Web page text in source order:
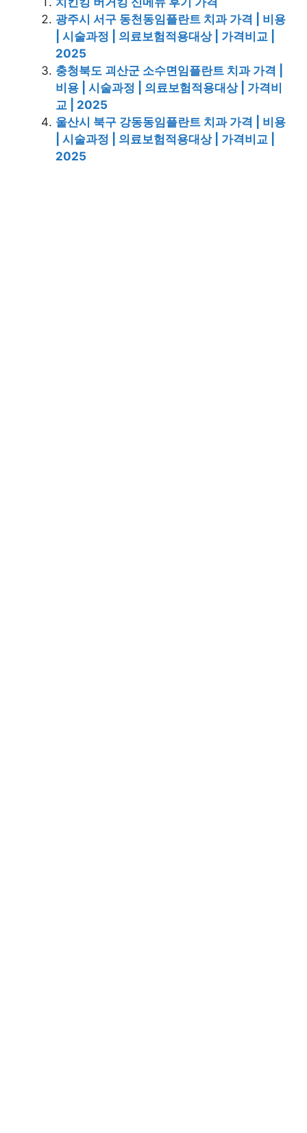
광주시 서구 동천동임플란트 치과 가격 | 비용
| 시술과정 | 의료보험적용대상 | 가격비교 |
2025
충청북도 괴산군 소수면임플란트 치과 가격 |
비용 | 시술과정 | 의료보험적용대상 | 가격비
교 | 2025
울산시 북구 강동동임플란트 치과 가격 | 비용
| 시술과정 | 의료보험적용대상 | 가격비교 |
2025